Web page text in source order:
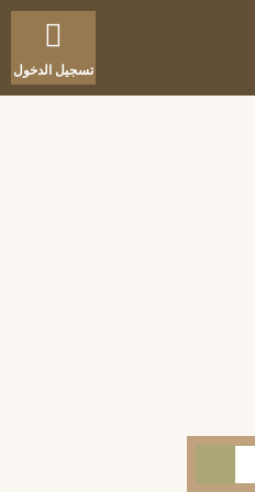
تسجيل الدخول